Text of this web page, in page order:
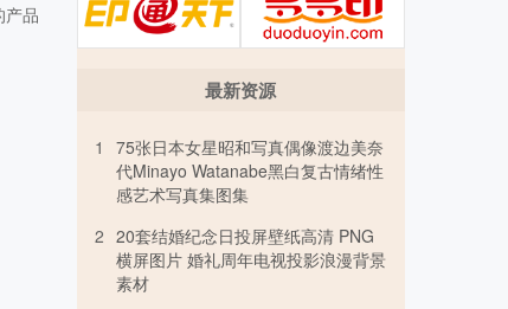
品
最新资源
1
75张日本女星昭和写真偶像渡边美奈
代Minayo Watanabe黑白复古情绪性
感艺术写真集图集
2 20套结婚纪念日投屏壁纸高清 PNG
横屏图片 婚礼周年电视投影浪漫背景
素材